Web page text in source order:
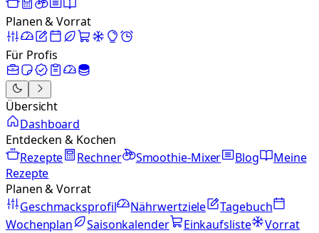
Planen & Vorrat
Für Profis
Übersicht
Dashboard
Entdecken & Kochen
Rezepte
Rechner Smoothie-Mixer Blog
Meine
Rezepte
Planen & Vorrat
Geschmacksprofil
Nährwertziele
Tagebuch
Wochenplan
Saisonkalender Einkaufsliste
Vorrat